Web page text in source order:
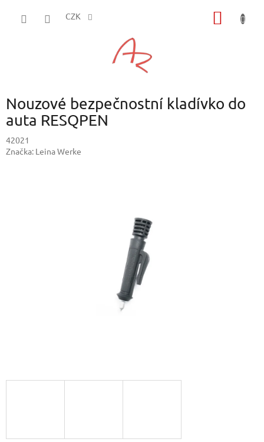
CZK
Nouzové bezpečnostní kladívko do
auta RESQPEN
42021
Značka: Leina Werke